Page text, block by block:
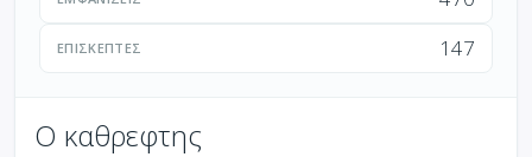
ΕΠΙΣΚΈΠΤΕΣ 147
Ο καθρεφτης